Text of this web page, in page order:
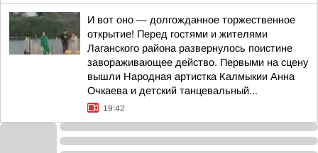
И вот оно — долгожданное торжественное
открытие! Перед гостями и жителями
Лаганского района развернулось поистине
завораживающее действо. Первыми на сцену
вышли Народная артистка Калмыкии Анна
Очкаева и детский танцевальный...
19:42